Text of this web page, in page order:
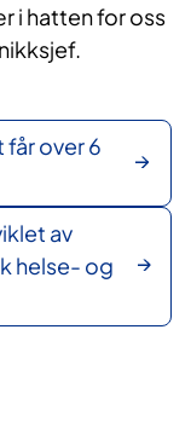
i hatten for oss
over 6
av
helse- og